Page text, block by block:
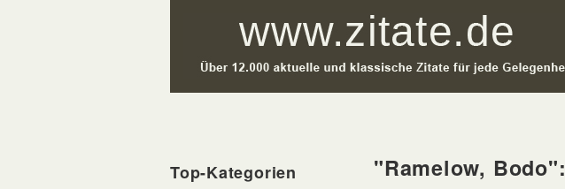
Top-Kategorien "Ramelow, Bodo":